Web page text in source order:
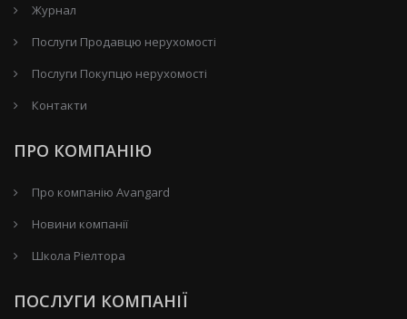
Журнал
Послуги Продавцю нерухомості
Послуги Покупцю нерухомості
Контакти
ПРО КОМПАНІЮ
Про компанію Avangard
Новини компанії
Школа Ріелтора
ПОСЛУГИ КОМПАНІЇ